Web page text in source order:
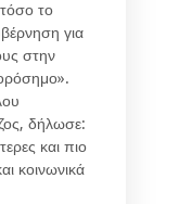
το
για
στην
δήλωσε:
και πιο
κοινωνικά